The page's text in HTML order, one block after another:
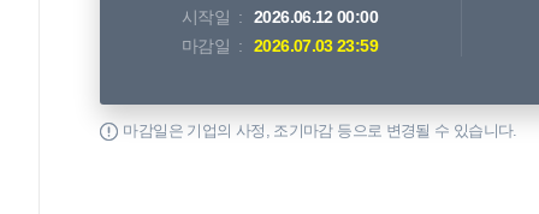
시작일
2026.06.12 00:00
마감일
2026.07.03 23:59
마감일은 기업의 사정, 조기마감 등으로 변경될 수 있습니다.